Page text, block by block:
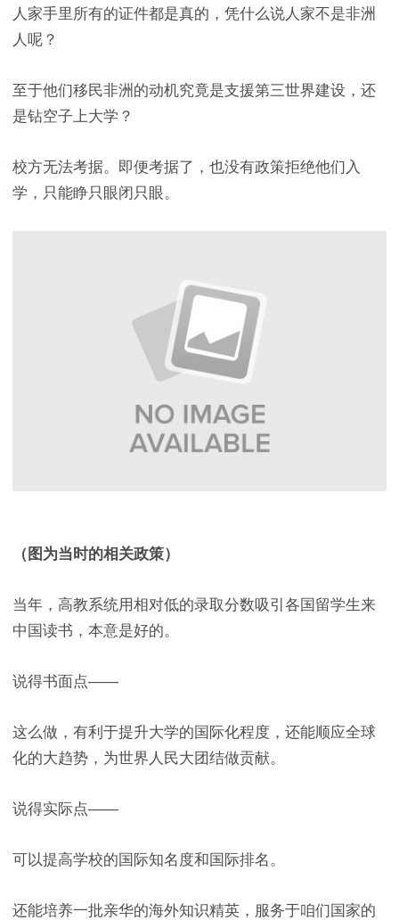
人家手里所有的证件都是真的，凭什么说人家不是非洲
人呢？
至于他们移民非洲的动机究竟是支援第三世界建设，还
是钻空子上大学？
校方无法考据。即便考据了，也没有政策拒绝他们入
学，只能睁只眼闭只眼。
（图为当时的相关政策）
当年，高教系统用相对低的录取分数吸引各国留学生来
中国读书，本意是好的。
说得书面点——
这么做，有利于提升大学的国际化程度，还能顺应全球
化的大趋势，为世界人民大团结做贡献。
说得实际点——
可以提高学校的国际知名度和国际排名。
还能培养一批亲华的海外知识精英，服务于咱们国家的